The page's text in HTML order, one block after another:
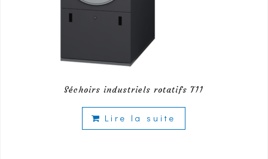
Séchoirs industriels rotatifs T11
Lire la suite